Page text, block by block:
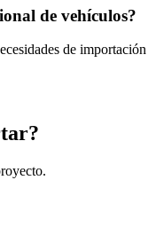
de vehículos?
de importación